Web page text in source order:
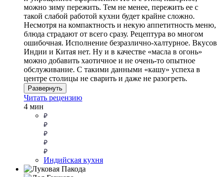
можно зиму пережить. Тем не менее, пережить ее с
такой слабой работой кухни будет крайне сложно.
Несмотря на компактность и некую аппетитность меню,
блюда страдают от всего сразу. Рецептура во многом
ошибочная. Исполнение безразлично-халтурное. Вкусов
Индии и Китая нет. Ну и в качестве «масла в огонь»
можно добавить хаотичное и не очень-то опытное
обслуживание. С такими данными «кашу» успеха в
центре столицы не сварить и даже не разогреть.
Развернуть
Читать рецензию
4 мин
Индийская кухня